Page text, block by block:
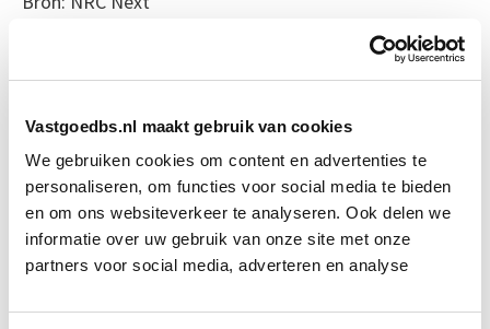
Vastgoedbs.nl maakt gebruik van cookies
We gebruiken cookies om content en advertenties te
personaliseren, om functies voor social media te bieden
en om ons websiteverkeer te analyseren. Ook delen we
informatie over uw gebruik van onze site met onze
partners voor social media, adverteren en analyse
Boeiend verhaal? Duik dan eens
Persoonlijk Leiderschap: Effectief
Leidinggeven & Communiceren
Start di
22 sep
Lean Management Start di 8 dec